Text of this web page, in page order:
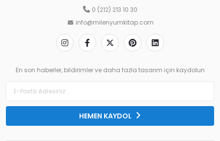
0 (212) 213 10 30
info@milenyumkitap.com
En son haberler, bildirimler ve daha fazla tasarım için kaydolun
HEMEN KAYDOL